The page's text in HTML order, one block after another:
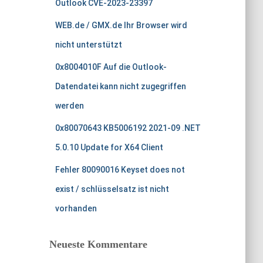
Outlook CVE-2023-23397
WEB.de / GMX.de Ihr Browser wird
nicht unterstützt
0x8004010F Auf die Outlook-
Datendatei kann nicht zugegriffen
werden
0x80070643 KB5006192 2021-09 .NET
5.0.10 Update for X64 Client
Fehler 80090016 Keyset does not
exist / schlüsselsatz ist nicht
vorhanden
Neueste Kommentare